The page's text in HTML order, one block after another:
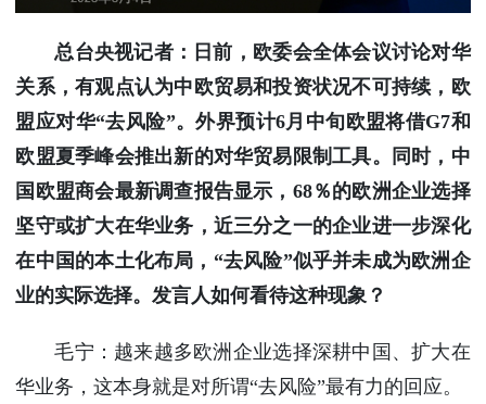
式
使馆掠
影
总台央视记者：日前，欧委会全体会议讨论对华
关系，有观点认为中欧贸易和投资状况不可持续，欧
盟应对华“去风险”。外界预计6月中旬欧盟将借G7和
欧盟夏季峰会推出新的对华贸易限制工具。同时，中
国欧盟商会最新调查报告显示，68％的欧洲企业选择
坚守或扩大在华业务，近三分之一的企业进一步深化
在中国的本土化布局，“去风险”似乎并未成为欧洲企
业的实际选择。发言人如何看待这种现象？
毛宁：越来越多欧洲企业选择深耕中国、扩大在
华业务，这本身就是对所谓“去风险”最有力的回应。